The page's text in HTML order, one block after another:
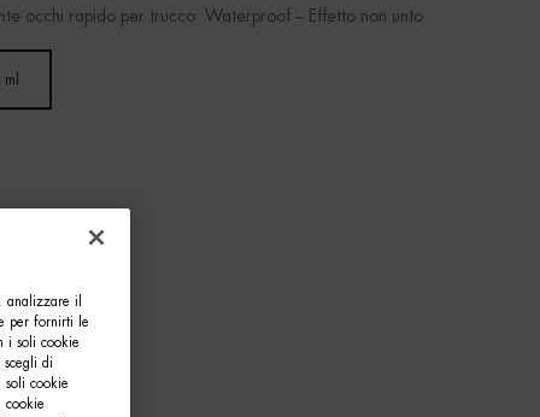
occhi rapido per trucco Waterproof – Effetto non unto
1 of 1
analizzare il
per fornirti le
i soli cookie
scegli di
soli cookie
cookie